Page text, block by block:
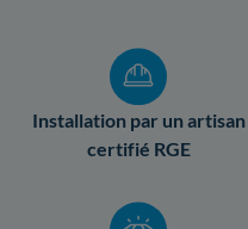
Installation par un artisan
certifié RGE